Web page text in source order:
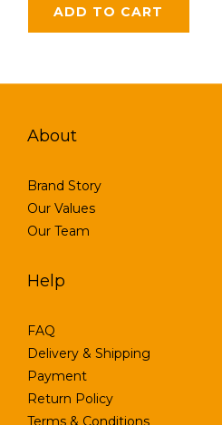
ADD TO CART
About
Brand Story
Our Values
Our Team
Help
FAQ
Delivery & Shipping
Payment
Return Policy
Terms & Conditions